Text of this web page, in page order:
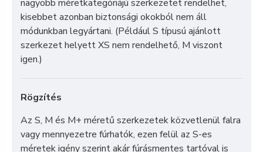
nagyobb méretkategóriájú szerkezetet rendelhet,
kisebbet azonban biztonsági okokból nem áll
módunkban legyártani. (Például S típusú ajánlott
szerkezet helyett XS nem rendelhető, M viszont
igen.)
Rögzítés
Az S, M és M+ méretű szerkezetek közvetlenül falra
vagy mennyezetre fúrhatók, ezen felül az S-es
méretek igény szerint akár fúrásmentes tartóval is